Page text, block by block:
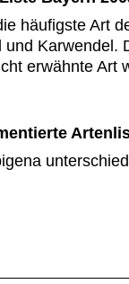
häufigste Art
Karwendel.
erwähnte Art